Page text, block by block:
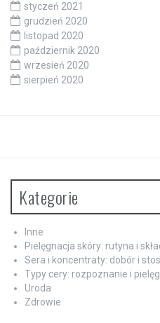
styczeń 2021
grudzień 2020
listopad 2020
październik 2020
wrzesień 2020
sierpień 2020
Kategorie
Inne
Pielęgnacja skóry: rutyna i
Sera i koncentraty: dobór i
Typy cery: rozpoznanie i
Uroda
Zdrowie